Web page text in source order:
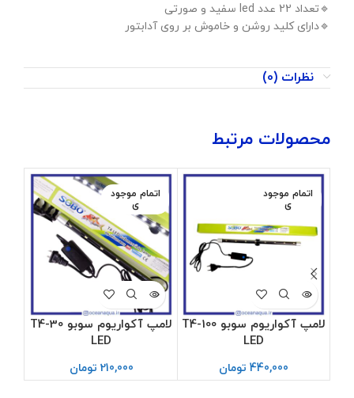
🔹️تعداد 22 عدد led سفید و صورتی
🔹️دارای کلید روشن و خاموش بر روی آدابتور
نظرات (0)
محصولات مرتبط
اتمام موجود
ی
لامپ آکواریوم سوبو T4-100
LED
440,000 تومان
اتمام موجود
ی
لامپ آکواریوم سوبو T4-30
LED
210,000 تومان